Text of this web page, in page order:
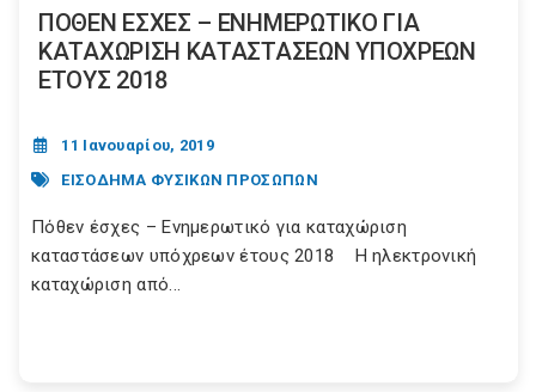
ΠΟΘΕΝ ΕΣΧΕΣ – ΕΝΗΜΕΡΩΤΙΚΟ ΓΙΑ
ΚΑΤΑΧΩΡΙΣΗ ΚΑΤΑΣΤΑΣΕΩΝ ΥΠΟΧΡΕΩΝ
ΕΤΟΥΣ 2018
11 Ιανουαρίου, 2019
ΕΙΣΟΔΗΜΑ ΦΥΣΙΚΩΝ ΠΡΟΣΩΠΩΝ
Πόθεν έσχες – Ενημερωτικό για καταχώριση
καταστάσεων υπόχρεων έτους 2018 Η ηλεκτρονική
καταχώριση από...